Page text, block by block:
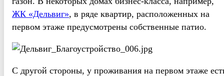
ЖК «Дельвиг», в ряде квартир, расположенных на
первом этаже предусмотрены собственные патио.
С другой стороны, у проживания на первом этаже